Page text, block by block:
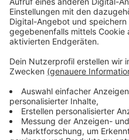
Das entspricht im
Vereinigung Nordrhein
Aachen, der Kreis
vor uns. Der Rhein-Erft-
und die Stadt Köln
Vollständig geimpft sind
sieben Prozent der
Veröffentlicht:Donnerstag,